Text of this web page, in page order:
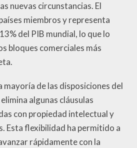
nuevas circunstancias. El
miembros y representa
del PIB mundial, lo que lo
bloques comerciales más
mayoría de las disposiciones del
algunas cláusulas
con propiedad intelectual y
Esta flexibilidad ha permitido a
rápidamente con la